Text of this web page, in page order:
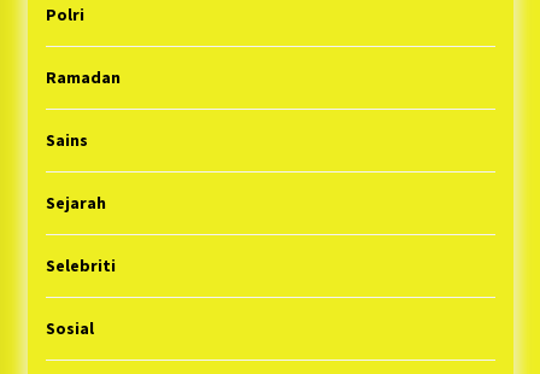
Polri
Ramadan
Sains
Sejarah
Selebriti
Sosial